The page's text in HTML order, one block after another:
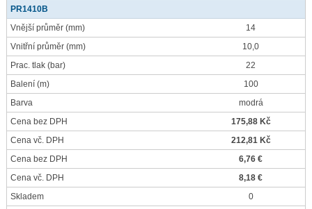
PR1410B
Vnější průměr (mm)
14
Vnitřní průměr (mm)
10,0
Prac. tlak (bar)
22
Balení (m)
100
Barva
modrá
Cena bez DPH
175,88 Kč
Cena vč. DPH
212,81 Kč
Cena bez DPH
6,76 €
Cena vč. DPH
8,18 €
Skladem
0